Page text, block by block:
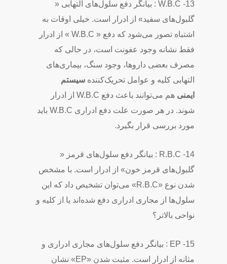
13- W.B.C : بیانگر دفع سلول‌های التهابی «
گلبول‌های سفید» از ادرار است. خیلی اوقات به
اشتباه تصور می‌شود که دفع « W.B.C » از ادرار
فقط نشانه وجود عفونت است، در حالی که
مصرف بعضی داروها، وجود سنگ، بیماری‌های
التهابی کلیه و عوامل تحریک‌کننده سیستم
ایمنی
هم می‌توانند باعث دفع W.B.C از ادرار
شوند. در هر صورت علت دفع ادراری W.B.C باید
مورد بررسی قرار بگیرد.
14- R.B.C : بیانگر دفع سلول‌های قرمز «
گلبول‌های قرمز خون» از ادرار است. با مشخص
شدن نوع «R.B.C» می‌توان تشخیص داد که این
سلول‌ها از مجاری ادراری دفع شده‌اند یا از کلیه و
نواحی بالاتر؟
15- EP : بیانگر دفع سلول‌های مجاری ادراری و
مثانه از ادرار است. مثبت شدن «EP» نشان